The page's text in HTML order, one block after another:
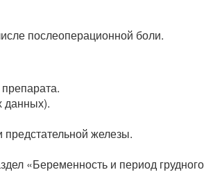
послеоперационной боли.
данных).
железы.
«Беременность и период грудного